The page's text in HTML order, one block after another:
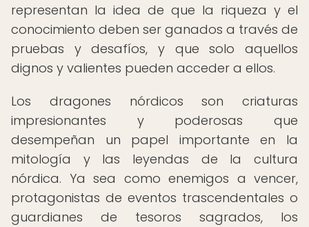
representan la idea de que la riqueza y el
conocimiento deben ser ganados a través de
pruebas y desafíos, y que solo aquellos
dignos y valientes pueden acceder a ellos.
Los dragones nórdicos son criaturas
impresionantes y poderosas que
desempeñan un papel importante en la
mitología y las leyendas de la cultura
nórdica. Ya sea como enemigos a vencer,
protagonistas de eventos trascendentales o
guardianes de tesoros sagrados, los